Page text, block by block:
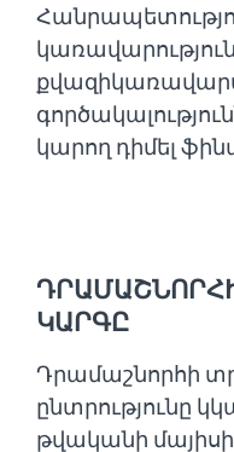
կարող դիմել
ԿԱՐԳԸ
Դրամաշնորհի
ընտրությունը
թվականի մայիսի